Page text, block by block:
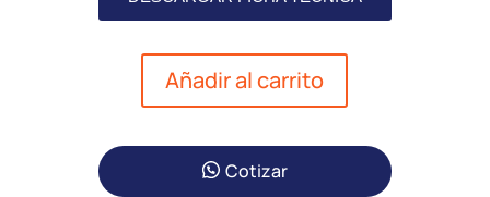
Añadir al carrito
Cotizar